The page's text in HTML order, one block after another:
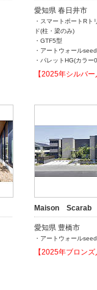
愛知県 春日井市
・スマートポートRト
ド(柱・梁のみ)
・GTF5型
・アートウォールseed
・パレットHG(カラー
【2025年シルバー
Maison Scarab
愛知県 豊橋市
・アートウォールseed
【2025年ブロンズ